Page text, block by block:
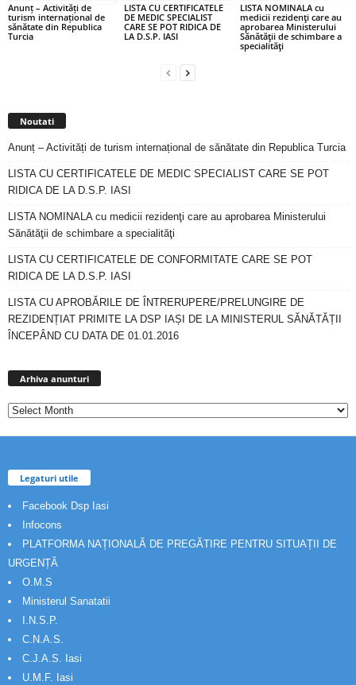
Anunț – Activități de
turism internațional de
sănătate din Republica
Turcia
LISTA CU CERTIFICATELE
DE MEDIC SPECIALIST
CARE SE POT RIDICA DE
LA D.S.P. IASI
LISTA NOMINALA cu
medicii rezidenţi care au
aprobarea Ministerului
Sănătăţii de schimbare a
specialităţi
Noutati
Anunț – Activități de turism internațional de sănătate din Republica Turcia
LISTA CU CERTIFICATELE DE MEDIC SPECIALIST CARE SE POT
RIDICA DE LA D.S.P. IASI
LISTA NOMINALA cu medicii rezidenţi care au aprobarea Ministerului
Sănătăţii de schimbare a specialităţi
LISTA CU CERTIFICATELE DE CONFORMITATE CARE SE POT
RIDICA DE LA D.S.P. IASI
LISTA CU APROBĂRILE DE ÎNTRERUPERE/PRELUNGIRE DE
REZIDENȚIAT PRIMITE LA DSP IAȘI DE LA MINISTERUL SĂNĂTĂȚII
ÎNCEPÂND CU DATA DE 01.01.2016
Arhiva anunturi
Legaturi utile
Facebook Dsp Iasi
Infocons
PLATFORMA NAȚIONALĂ DE PREGĂTIRE PENTRU SITUAȚII DE
URGENȚĂ
O.M.S
Ministerul Sanatatii
I.N.S.P.
C.N.A.S.
C.J.A.S. Iasi
U.M.F. Iasi